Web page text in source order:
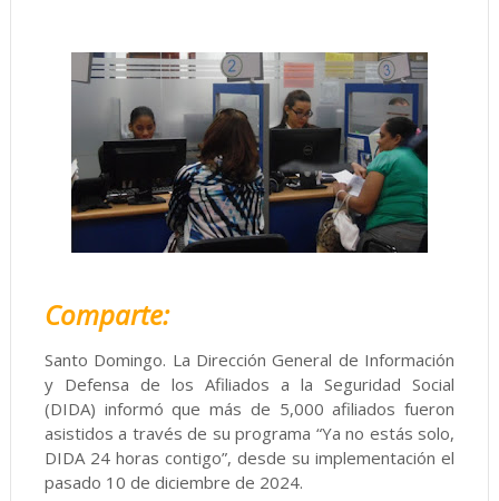
Comparte:
Santo Domingo. La Dirección General de Información
y Defensa de los Afiliados a la Seguridad Social
(DIDA) informó que más de 5,000 afiliados fueron
asistidos a través de su programa “Ya no estás solo,
DIDA 24 horas contigo”, desde su implementación el
pasado 10 de diciembre de 2024.